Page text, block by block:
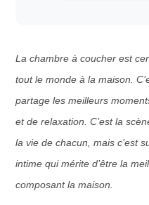
La chambre à coucher est
tout le monde à la maison.
partage les meilleurs
et de relaxation. C’est la
la vie de chacun, mais c’est
intime qui mérite d’être la
composant la maison.